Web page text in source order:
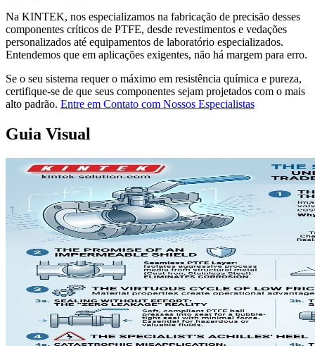
Na KINTEK, nos especializamos na fabricação de precisão desses
componentes críticos de PTFE, desde revestimentos e vedações
personalizados até equipamentos de laboratório especializados.
Entendemos que em aplicações exigentes, não há margem para erro.
Se o seu sistema requer o máximo em resistência química e pureza,
certifique-se de que seus componentes sejam projetados com o mais
alto padrão. Entre em Contato com Nossos Especialistas
Guia Visual